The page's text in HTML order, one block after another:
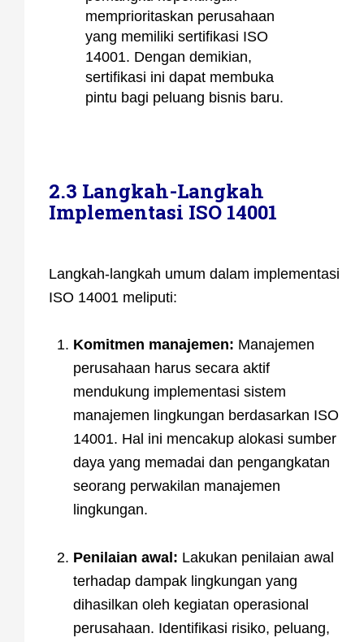
memprioritaskan perusahaan
yang memiliki sertifikasi ISO
14001. Dengan demikian,
sertifikasi ini dapat membuka
pintu bagi peluang bisnis baru.
2.3 Langkah-Langkah
Implementasi ISO 14001
Langkah-langkah umum dalam implementasi
ISO 14001 meliputi:
Komitmen manajemen: Manajemen
perusahaan harus secara aktif
mendukung implementasi sistem
manajemen lingkungan berdasarkan ISO
14001. Hal ini mencakup alokasi sumber
daya yang memadai dan pengangkatan
seorang perwakilan manajemen
lingkungan.
Penilaian awal: Lakukan penilaian awal
terhadap dampak lingkungan yang
dihasilkan oleh kegiatan operasional
perusahaan. Identifikasi risiko, peluang,